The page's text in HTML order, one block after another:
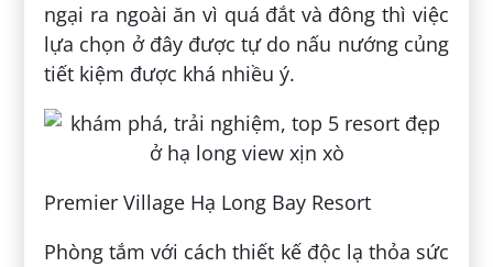
ngại ra ngoài ăn vì quá đắt và đông thì việc
lựa chọn ở đây được tự do nấu nướng củng
tiết kiệm được khá nhiều ý.
Premier Village Hạ Long Bay Resort
Phòng tắm với cách thiết kế độc lạ thỏa sức